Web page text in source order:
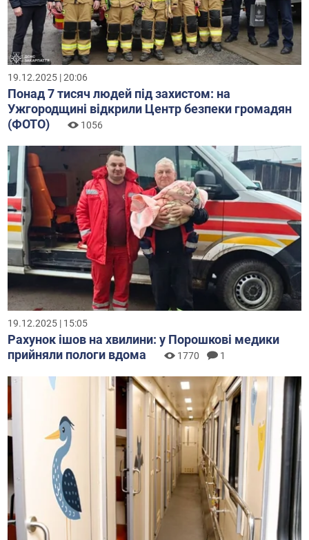
19.12.2025 | 20:06
Понад 7 тисяч людей під захистом: на
Ужгородщині відкрили Центр безпеки громадян
(ФОТО)
1056
19.12.2025 | 15:05
Рахунок ішов на хвилини: у Порошкові медики
прийняли пологи вдома
1770 1